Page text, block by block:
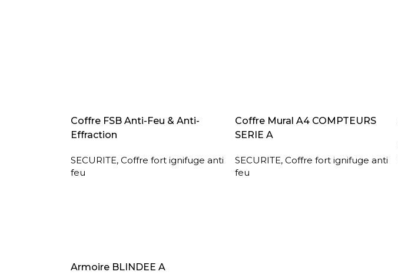
LIRE LA SUITE
Coffre FSB Anti-Feu & Anti-
Effraction
SECURITE, Coffre fort ignifuge anti
feu
LIRE LA SUITE
Coffre Mural A4 COMPTEURS
SERIE A
SECURITE, Coffre fort ignifuge anti
feu
LIRE LA SUITE
Armoire BLINDEE A